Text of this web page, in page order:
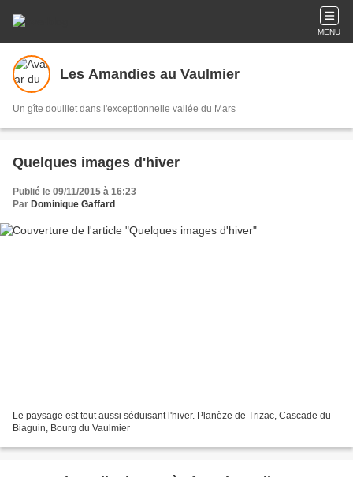
MENU
Les Amandies au Vaulmier
Un gîte douillet dans l'exceptionnelle vallée du Mars
Quelques images d'hiver
Publié le 09/11/2015 à 16:23
Par Dominique Gaffard
Le paysage est tout aussi séduisant l'hiver. Planèze de Trizac, Cascade du
Biaguin, Bourg du Vaulmier